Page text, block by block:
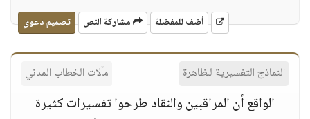
أضف للمفضلة مشاركة النص تصميم دعوي
النماذج التفسيرية للظاهرة مآلات الخطاب المدني
الواقع أن المراقبين والنقاد طرحوا تفسيرات كثيرة